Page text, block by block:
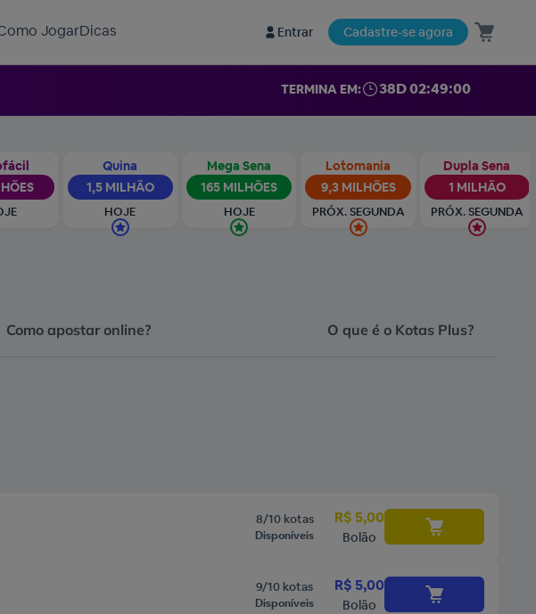
JogarDicas Entrar Cadastre-se agora
TERMINA EM: 38D 02:48:58
Quina
1,5 MILHÃO
HOJE
Mega Sena
165 MILHÕES
HOJE
Lotomania
9,3 MILHÕES
PRÓX. SEGUNDA
Dupla Sena
1 MILHÃO
PRÓX. SEGUNDA
Como apostar online? O que é o Kotas Plus?
8/10 kotas
Disponíveis
R$ 5,00
Bolão
9/10 kotas
Disponíveis
R$ 5,00
Bolão